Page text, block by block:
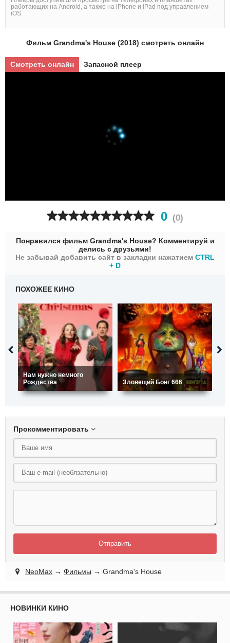
работающих на Android, а также на iPhone и iPad под управлением
iOS.
Фильм Grandma's House (2018) смотреть онлайн
Смотреть онлайн Запасной плеер
0 (0)
Понравился фильм Grandma's House? Комментируй и
делись с друзьями!
Не забывай добавить сайт в закладки нажатием CTRL
+ D
ПОХОЖЕЕ КИНО
Нам нужно немного
Рождества
Зловещий Бонг 666
Прокомментировать
Отправить
NeoMax → Фильмы → Grandma's House
НОВИНКИ КИНО